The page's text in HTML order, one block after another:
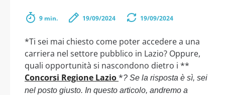
9 min. 19/09/2024 19/09/2024
*Ti sei mai chiesto come poter accedere a una
carriera nel settore pubblico in Lazio? Oppure,
quali opportunità si nascondono dietro i **
Concorsi Regione Lazio*? Se la risposta è sì, sei
nel posto giusto. In questo articolo, andremo a